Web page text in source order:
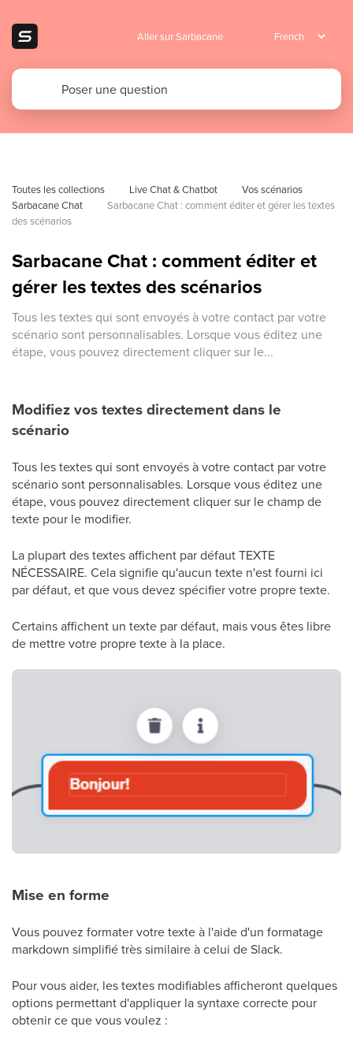
Aller sur Sarbacane
Toutes les collections Live Chat & Chatbot
Vos scénarios
Sarbacane Chat
Sarbacane Chat : comment éditer et gérer les textes
des scénarios
Sarbacane Chat : comment éditer et
gérer les textes des scénarios
Tous les textes qui sont envoyés à votre contact par votre
scénario sont personnalisables. Lorsque vous éditez une
étape, vous pouvez directement cliquer sur le...
Modifiez vos textes directement dans le
scénario
Tous les textes qui sont envoyés à votre contact par votre
scénario sont personnalisables. Lorsque vous éditez une
étape, vous pouvez directement cliquer sur le champ de
texte pour le modifier.
La plupart des textes affichent par défaut TEXTE
NÉCESSAIRE. Cela signifie qu'aucun texte n'est fourni ici
par défaut, et que vous devez spécifier votre propre texte.
Certains affichent un texte par défaut, mais vous êtes libre
de mettre votre propre texte à la place.
Mise en forme
Vous pouvez formater votre texte à l'aide d'un formatage
markdown simplifié très similaire à celui de Slack.
Pour vous aider, les textes modifiables afficheront quelques
options permettant d'appliquer la syntaxe correcte pour
obtenir ce que vous voulez :